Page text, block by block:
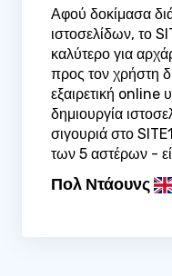
Αφού δοκίμασα
ιστοσελίδων, το
καλύτερο για
προς τον χρήστη
εξαιρετική online
δημιουργία
σιγουριά στο
των 5 αστέρων -
Πολ Ντάουνς